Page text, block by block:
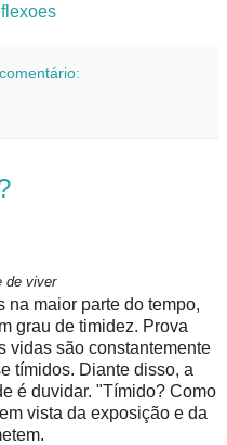
de viver
maior parte do tempo,
grau de timidez. Prova
vidas são constantemente
tímidos. Diante disso, a
é duvidar. "Tímido? Como
vista da exposição e da